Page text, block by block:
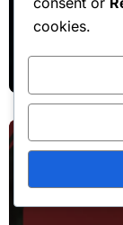
Minecraft
vrienden,
cookies.